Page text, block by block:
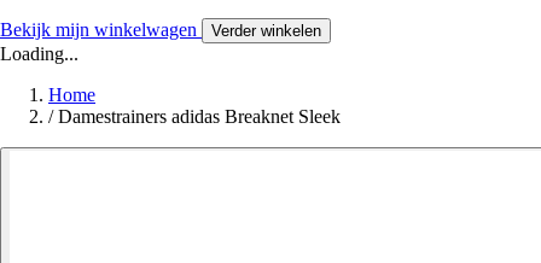
Bekijk mijn winkelwagen Verder winkelen
Loading...
Home
/ Damestrainers adidas Breaknet Sleek